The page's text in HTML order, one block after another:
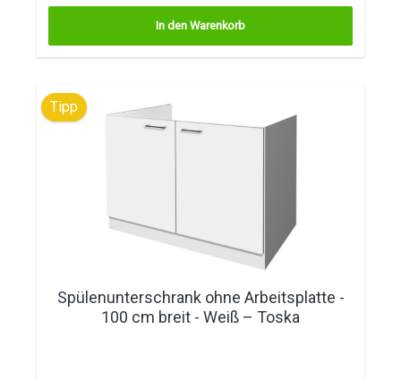
In den Warenkorb
Tipp
Spülenunterschrank ohne Arbeitsplatte -
100 cm breit - Weiß – Toska